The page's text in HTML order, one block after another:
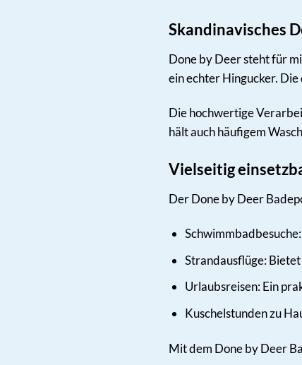
Skandinavisches
Done by Deer steht für
ein echter Hingucker.
Die hochwertige
hält auch häufigem
Vielseitig
Der Done by Deer
Strandausflüge: Bietet
Urlaubsreisen: Ein
Kuschelstunden zu
Mit dem Done by Deer